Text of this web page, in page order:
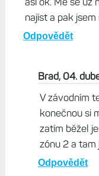
efektivně příjem
za 3 hodiny hlad,
na cukru a chuť
Mirek, 04.
No, jestli jsem
až někdy kolem
asi ok. Mě se
najíst a pak